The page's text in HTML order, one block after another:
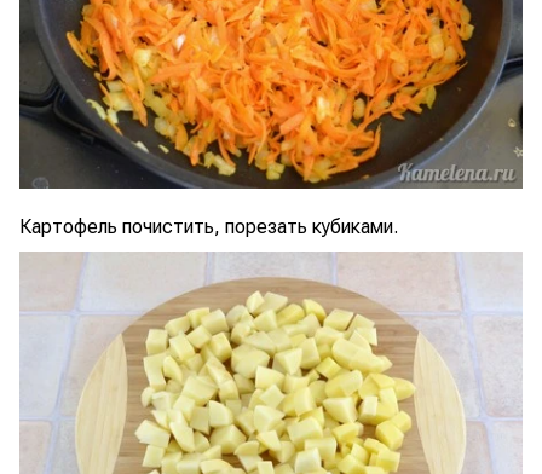
Картофель почистить, порезать кубиками.